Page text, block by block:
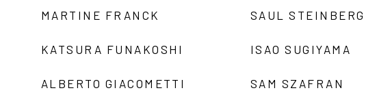
MARTINE FRANCK
KATSURA FUNAKOSHI
ALBERTO GIACOMETTI
SAUL STEINBERG
ISAO SUGIYAMA
SAM SZAFRAN